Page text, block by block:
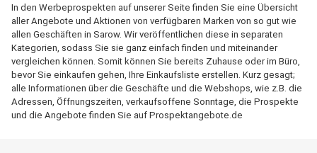
In den Werbeprospekten auf unserer Seite finden Sie eine Übersicht
aller Angebote und Aktionen von verfügbaren Marken von so gut wie
allen Geschäften in Sarow. Wir veröffentlichen diese in separaten
Kategorien, sodass Sie sie ganz einfach finden und miteinander
vergleichen können. Somit können Sie bereits Zuhause oder im Büro,
bevor Sie einkaufen gehen, Ihre Einkaufsliste erstellen. Kurz gesagt;
alle Informationen über die Geschäfte und die Webshops, wie z.B. die
Adressen, Öffnungszeiten, verkaufsoffene Sonntage, die Prospekte
und die Angebote finden Sie auf Prospektangebote.de